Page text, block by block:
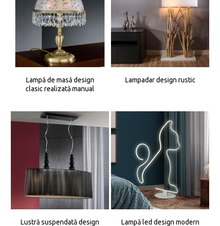
Lampă de masă design
clasic realizată manual
Lampadar design rustic
Lustră suspendată design
Lampă led design modern